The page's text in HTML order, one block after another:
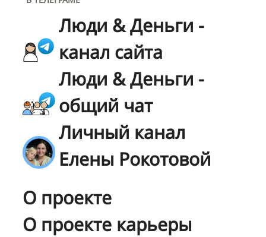
Люди & Деньги -
канал сайта
Люди & Деньги -
общий чат
Личный канал
Елены Рокотовой
О проекте
О проекте карьеры